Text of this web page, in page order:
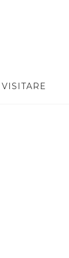
VISITARE